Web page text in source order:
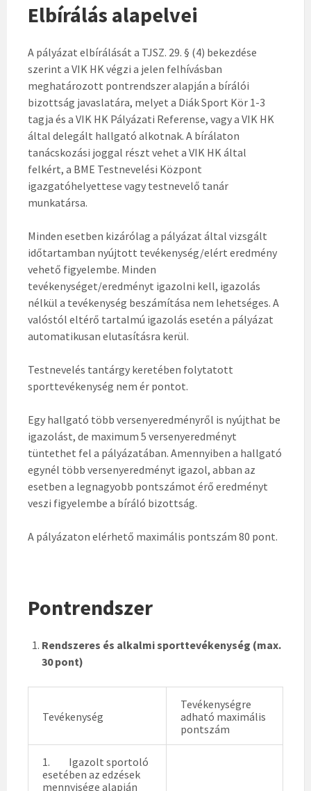
Elbírálás alapelvei
A pályázat elbírálását a TJSZ. 29. § (4) bekezdése
szerint a VIK HK végzi a jelen felhívásban
meghatározott pontrendszer alapján a bírálói
bizottság javaslatára, melyet a Diák Sport Kör 1-3
tagja és a VIK HK Pályázati Referense, vagy a VIK HK
által delegált hallgató alkotnak. A bírálaton
tanácskozási joggal részt vehet a VIK HK által
felkért, a BME Testnevelési Központ
igazgatóhelyettese vagy testnevelő tanár
munkatársa.
Minden esetben kizárólag a pályázat által vizsgált
időtartamban nyújtott tevékenység/elért eredmény
vehető figyelembe. Minden
tevékenységet/eredményt igazolni kell, igazolás
nélkül a tevékenység beszámítása nem lehetséges. A
valóstól eltérő tartalmú igazolás esetén a pályázat
automatikusan elutasításra kerül.
Testnevelés tantárgy keretében folytatott
sporttevékenység nem ér pontot.
Egy hallgató több versenyeredményről is nyújthat be
igazolást, de maximum 5 versenyeredményt
tüntethet fel a pályázatában. Amennyiben a hallgató
egynél több versenyeredményt igazol, abban az
esetben a legnagyobb pontszámot érő eredményt
veszi figyelembe a bíráló bizottság.
A pályázaton elérhető maximális pontszám 80 pont.
Pontrendszer
Rendszeres és alkalmi sporttevékenység (max.
30 pont)
Tevékenység
Tevékenységre
adható maximális
pontszám
1. Igazolt sportoló
esetében az edzések
mennyisége alapján